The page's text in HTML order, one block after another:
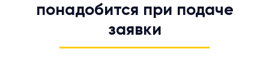
понадобится при подаче
заявки